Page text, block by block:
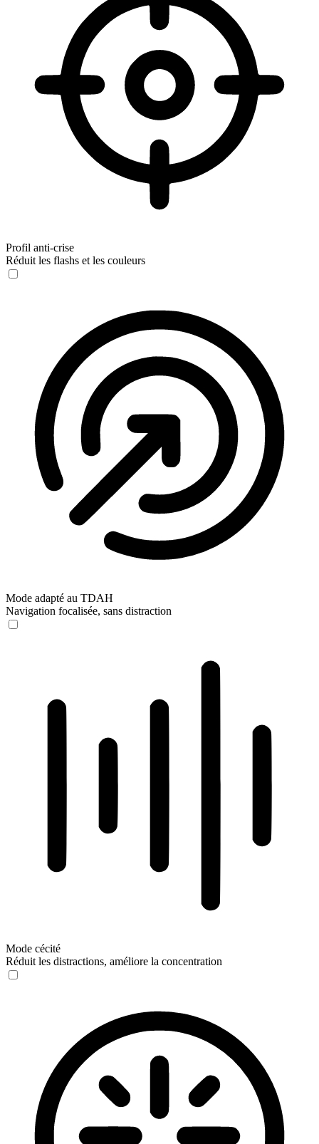
Profil anti-crise
Réduit les flashs et les couleurs
Mode adapté au TDAH
Navigation focalisée, sans distraction
Mode cécité
Réduit les distractions, améliore la concentration